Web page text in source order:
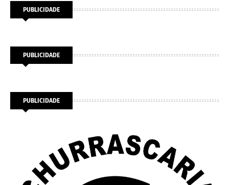
PUBLICIDADE
PUBLICIDADE
PUBLICIDADE